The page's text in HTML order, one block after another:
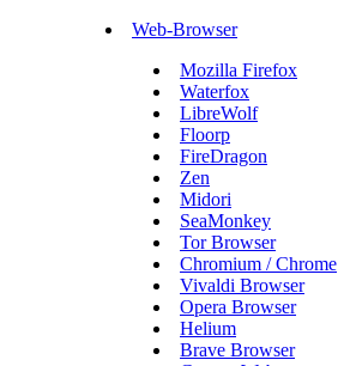
Web-Browser
Mozilla Firefox
Waterfox
LibreWolf
Floorp
FireDragon
Zen
Midori
SeaMonkey
Tor Browser
Chromium / Chrome
Vivaldi Browser
Opera Browser
Helium
Brave Browser